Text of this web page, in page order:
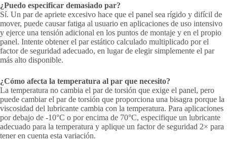
¿Puedo especificar demasiado par?
Sí. Un par de apriete excesivo hace que el panel sea rígido y difícil de
mover, puede causar fatiga al usuario en aplicaciones de uso intensivo
y ejerce una tensión adicional en los puntos de montaje y en el propio
panel. Intente obtener el par estático calculado multiplicado por el
factor de seguridad adecuado, en lugar de elegir simplemente el par
más alto disponible.
¿Cómo afecta la temperatura al par que necesito?
La temperatura no cambia el par de torsión que exige el panel, pero
puede cambiar el par de torsión que proporciona una bisagra porque la
viscosidad del lubricante cambia con la temperatura. Para aplicaciones
por debajo de -10°C o por encima de 70°C, especifique un lubricante
adecuado para la temperatura y aplique un factor de seguridad 2× para
tener en cuenta esta variación.